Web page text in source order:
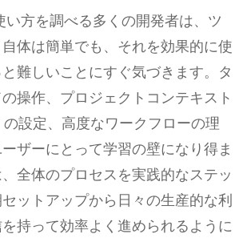
方を調べる多くの開発者は、ツ
体は簡単でも、それを効果的に使
難しいことにすぐ気づきます。タ
操作、プロジェクトコンテキスト
設定、高度なワークフローの理
ザーにとって学習の壁になり得ま
全体のプロセスを実践的なステッ
ットアップから日々の生産的な利
持って効率よく進められるように